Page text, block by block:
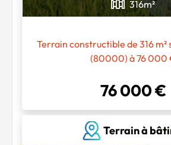
316m²
Terrain constructible de 316 m²
(80000) à 76 000
76 000 €
Terrain à